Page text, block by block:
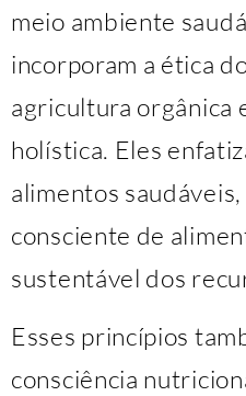
meio ambiente
incorporam a ética
agricultura orgânica
holística. Eles
alimentos
consciente de
sustentável dos
Esses princípios
consciência